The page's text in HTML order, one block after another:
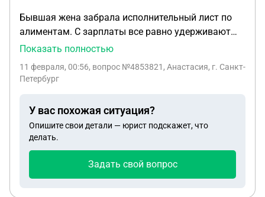
Бывшая жена забрала исполнительный лист по
алиментам. С зарплаты все равно удерживают
долг по алиментам и сами алименты. Муж
алименты вычитали с зарплаты и муж переводил
Показать полностью
11 февраля, 00:56, вопрос №4853821, Анастасия, г. Санкт-
Петербург
У вас похожая ситуация?
Опишите свои детали — юрист подскажет, что
делать.
Задать свой вопрос